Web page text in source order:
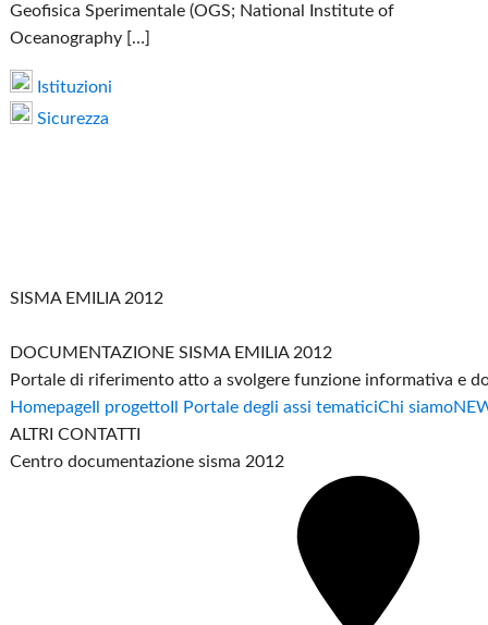
Geofisica Sperimentale (OGS; National Institute of
Oceanography […]
Istituzioni
Sicurezza
SISMA EMILIA 2012
DOCUMENTAZIONE SISMA EMILIA 2012
Portale di riferimento atto a svolgere funzione informativa e
Homepage Il progetto Il Portale degli assi tematiciChi siamo
ALTRI CONTATTI
Centro documentazione sisma 2012